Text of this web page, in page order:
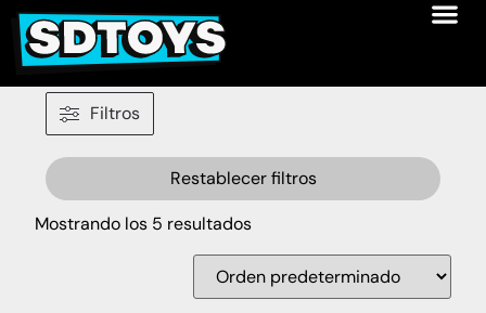
Filtros
Restablecer filtros
Mostrando los 5 resultados